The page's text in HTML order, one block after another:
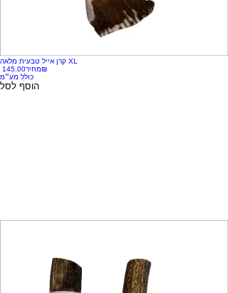
קרן אייל טבעית מלאה XL
מחיר‏145.00 ‏₪
כולל מע״מ
הוסף לסל